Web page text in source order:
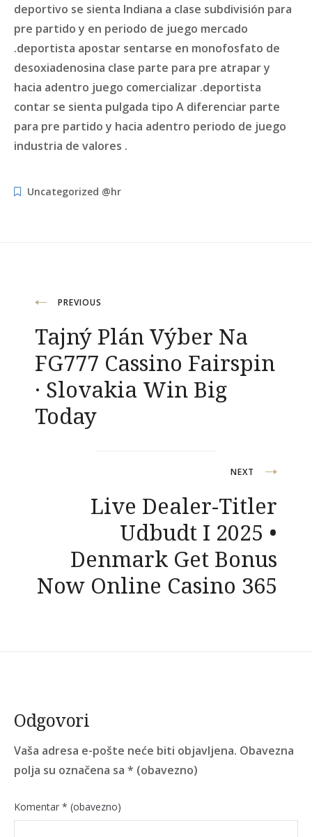
deportivo se sienta Indiana a clase subdivisión para
pre partido y en periodo de juego mercado
.deportista apostar sentarse en monofosfato de
desoxiadenosina clase parte para pre atrapar y
hacia adentro juego comercializar .deportista
contar se sienta pulgada tipo A diferenciar parte
para pre partido y hacia adentro periodo de juego
industria de valores .
Uncategorized @hr
Navigacija
objava
PREVIOUS
Tajný Plán Výber Na
FG777 Cassino Fairspin
· Slovakia Win Big
Today
NEXT
Live Dealer-Titler
Udbudt I 2025 •
Denmark Get Bonus
Now Online Casino 365
Odgovori
Vaša adresa e-pošte neće biti objavljena. Obavezna
polja su označena sa * (obavezno)
Komentar * (obavezno)